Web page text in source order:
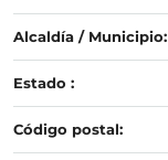
Alcaldía / Municipio:
Estado :
Código postal: